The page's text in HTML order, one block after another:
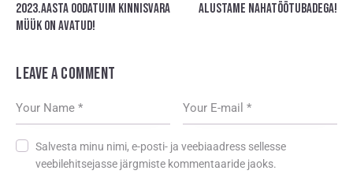
2023.AASTA OODATUIM KINNISVARA
MÜÜK ON AVATUD!
ALUSTAME NAHATÖÖTUBADEGA!
LEAVE A COMMENT
Salvesta minu nimi, e-posti- ja veebiaadress sellesse
veebilehitsejasse järgmiste kommentaaride jaoks.